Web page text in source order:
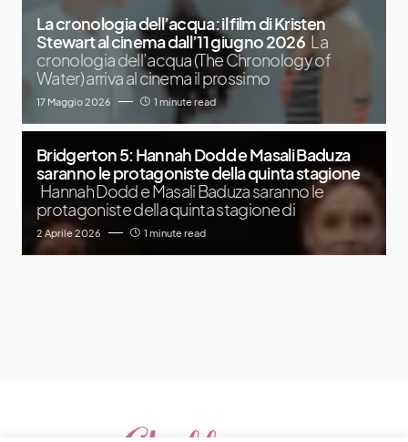
La cronologia dell’acqua: il film di Kristen
Stewart al cinema dall’11 giugno 2026 La
cronologia dell’acqua (The Chronology of
Water) arriva al cinema il prossimo
17 Maggio 2026 1 minute read
Bridgerton 5: Hannah Dodd e Masali Baduza
saranno le protagoniste della quinta stagione
Hannah Dodd e Masali Baduza saranno le
protagoniste della quinta stagione di
2 Aprile 2026 1 minute read